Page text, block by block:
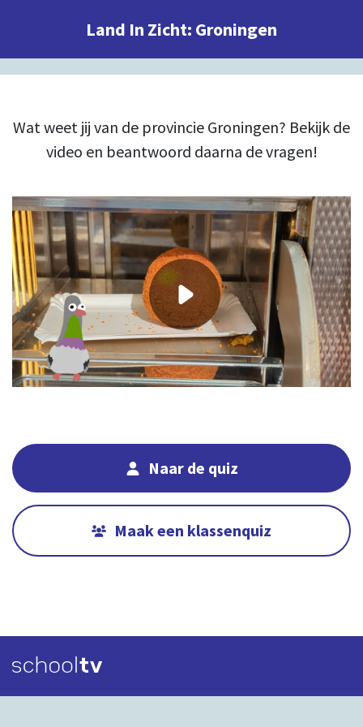
Land In Zicht: Groningen
Wat weet jij van de provincie Groningen? Bekijk de
video en beantwoord daarna de vragen!
00:00 03:30
Naar de quiz
Maak een klassenquiz